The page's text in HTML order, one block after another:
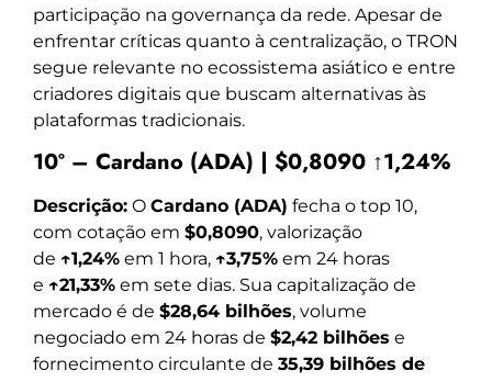
participação na governança da rede. Apesar de
enfrentar críticas quanto à centralização, o TRON
segue relevante no ecossistema asiático e entre
criadores digitais que buscam alternativas às
plataformas tradicionais.
10º – Cardano (ADA) | $0,8090 ↑1,24%
Descrição: O Cardano (ADA) fecha o top 10,
com cotação em $0,8090, valorização
de ↑1,24% em 1 hora, ↑3,75% em 24 horas
e ↑21,33% em sete dias. Sua capitalização de
mercado é de $28,64 bilhões, volume
negociado em 24 horas de $2,42 bilhões e
fornecimento circulante de 35,39 bilhões de